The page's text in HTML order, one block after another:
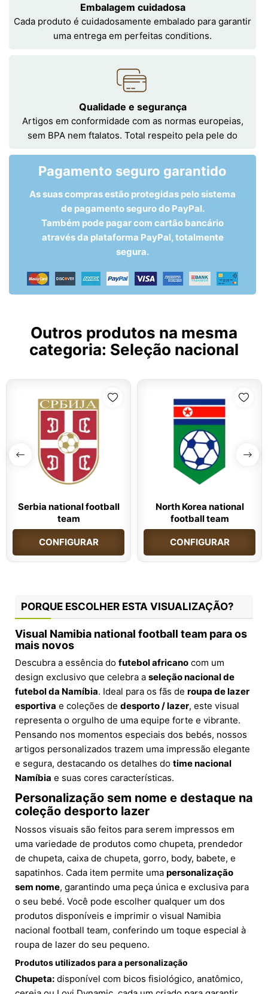
Embalagem cuidadosa
Cada produto é cuidadosamente embalado para garantir
uma entrega em perfeitas conditions.
Qualidade e segurança
Artigos em conformidade com as normas europeias,
sem BPA nem ftalatos. Total respeito pela pele do
Pagamento seguro garantido
As suas compras estão protegidas pelo sistema
de pagamento seguro do PayPal.
Também pode pagar com cartão bancário
através da plataforma PayPal, totalmente
segura.
Outros produtos na mesma
categoria: Seleção nacional
Serbia national football
team
CONFIGURAR
North Korea national
football team
CONFIGURAR
PORQUE ESCOLHER ESTA VISUALIZAÇÃO?
Visual Namibia national football team para os
mais novos
Descubra a essência do futebol africano com um
design exclusivo que celebra a seleção nacional de
futebol da Namíbia. Ideal para os fãs de roupa de lazer
esportiva e coleções de desporto / lazer, este visual
representa o orgulho de uma equipe forte e vibrante.
Pensando nos momentos especiais dos bebés, nossos
artigos personalizados trazem uma impressão elegante
e segura, destacando os detalhes do time nacional
Namíbia e suas cores características.
Personalização sem nome e destaque na
coleção desporto lazer
Nossos visuais são feitos para serem impressos em
uma variedade de produtos como chupeta, prendedor
de chupeta, caixa de chupeta, gorro, body, babete, e
sapatinhos. Cada item permite uma personalização
sem nome, garantindo uma peça única e exclusiva para
o seu bebé. Você pode escolher qualquer um dos
produtos disponíveis e imprimir o visual Namibia
nacional football team, conferindo um toque especial à
roupa de lazer do seu pequeno.
Produtos utilizados para a personalização
Chupeta: disponível com bicos fisiológico, anatômico,